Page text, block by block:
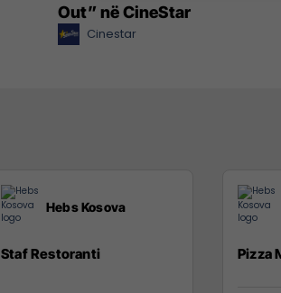
Out” në CineStar
Cinestar
Hebs Kosova
Staf Restoranti Pizza